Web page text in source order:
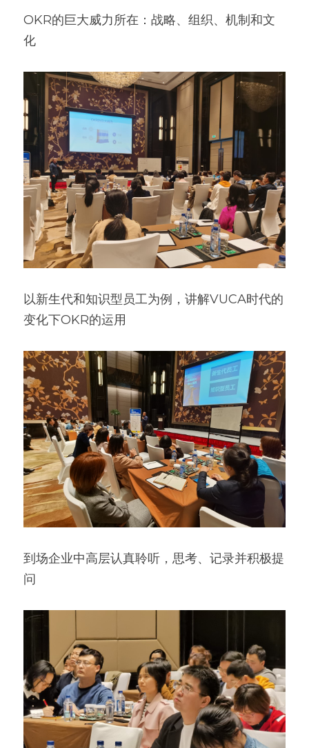
OKR的巨大威力所在：战略、组织、机制和文
化
以新生代和知识型员工为例，讲解VUCA时代的
变化下OKR的运用
​到场企业中高层认真聆听，思考、记录并积极提
问